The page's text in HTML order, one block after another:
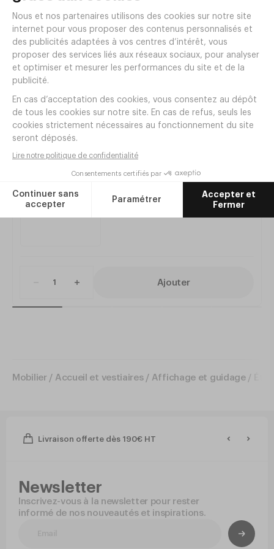
Produits de la même
gamme
Étiquette PVC Rigide Blanc
Ajouter
Mobilier / Accueil et vestiaires / Affichage et guidage /
Livraison offerte dès 190€ HT
Newsletter
Inscrivez-vous à la newsletter pour rester
informé de nos nouveautés et inspirations.